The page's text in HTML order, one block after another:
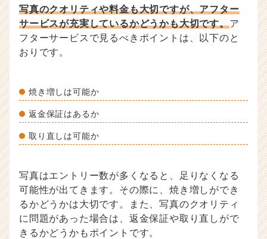
写真のクオリティや料金も大切ですが、アフター
サービスが充実しているかどうかも大切です。ア
フターサービスで見るべきポイントは、以下のと
おりです。
焼き増しは可能か
返金保証はあるか
取り直しは可能か
写真はエントリー数が多くなると、足りなくなる
可能性が出てきます。その際に、焼き増しができ
るかどうかは大切です。また、写真のクオリティ
に問題があった場合は、返金保証や取り直しがで
きるかどうかもポイントです。